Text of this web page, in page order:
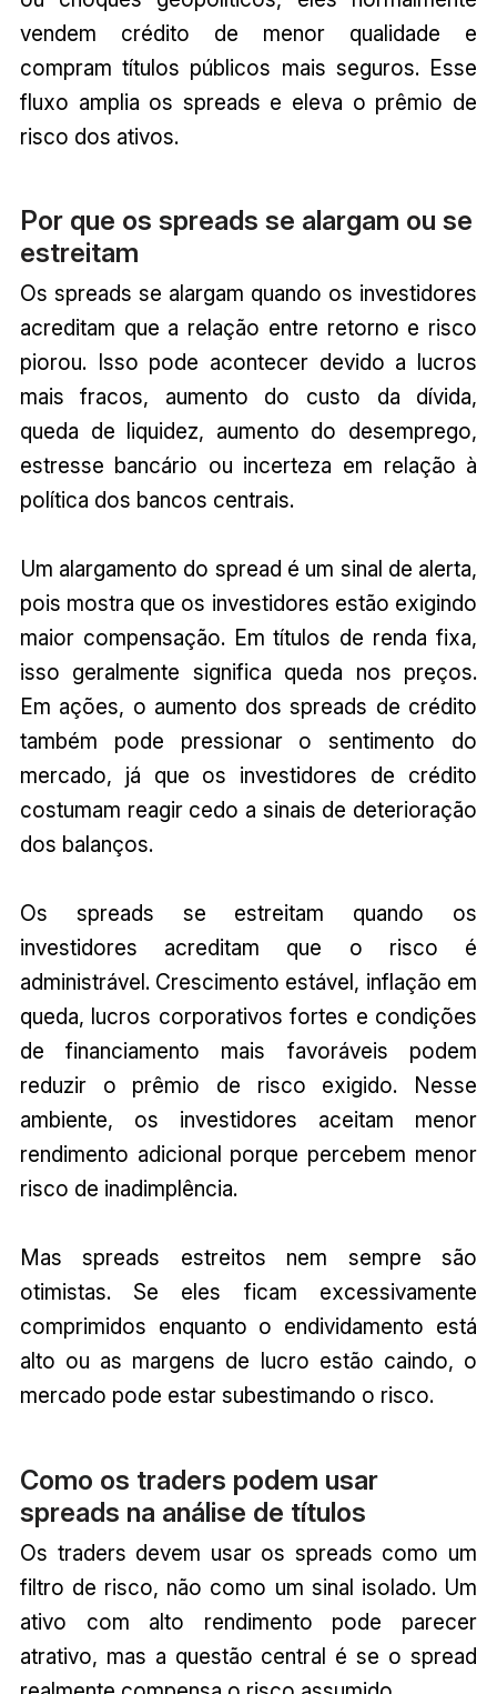
vendem crédito de menor qualidade e
compram títulos públicos mais seguros. Esse
fluxo amplia os spreads e eleva o prêmio de
risco dos ativos.
Por que os spreads se alargam ou se
estreitam
Os spreads se alargam quando os investidores
acreditam que a relação entre retorno e risco
piorou. Isso pode acontecer devido a lucros
mais fracos, aumento do custo da dívida,
queda de liquidez, aumento do desemprego,
estresse bancário ou incerteza em relação à
política dos bancos centrais.
Um alargamento do spread é um sinal de alerta,
pois mostra que os investidores estão exigindo
maior compensação. Em títulos de renda fixa,
isso geralmente significa queda nos preços.
Em ações, o aumento dos spreads de crédito
também pode pressionar o sentimento do
mercado, já que os investidores de crédito
costumam reagir cedo a sinais de deterioração
dos balanços.
Os spreads se estreitam quando os
investidores acreditam que o risco é
administrável. Crescimento estável, inflação em
queda, lucros corporativos fortes e condições
de financiamento mais favoráveis podem
reduzir o prêmio de risco exigido. Nesse
ambiente, os investidores aceitam menor
rendimento adicional porque percebem menor
risco de inadimplência.
Mas spreads estreitos nem sempre são
otimistas. Se eles ficam excessivamente
comprimidos enquanto o endividamento está
alto ou as margens de lucro estão caindo, o
mercado pode estar subestimando o risco.
Como os traders podem usar
spreads na análise de títulos
Os traders devem usar os spreads como um
filtro de risco, não como um sinal isolado. Um
ativo com alto rendimento pode parecer
atrativo, mas a questão central é se o spread